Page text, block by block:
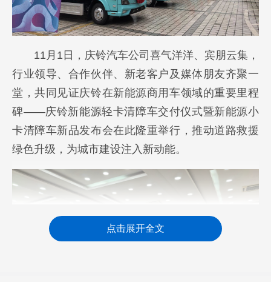
11月1日，庆铃汽车公司喜气洋洋、宾朋云集，
行业领导、合作伙伴、新老客户及媒体朋友齐聚一
堂，共同见证庆铃在新能源商用车领域的重要里程
碑——庆铃新能源轻卡清障车交付仪式暨新能源小
卡清障车新品发布会在此隆重举行，推动道路救援
绿色升级，为城市建设注入新动能。
点击展开全文